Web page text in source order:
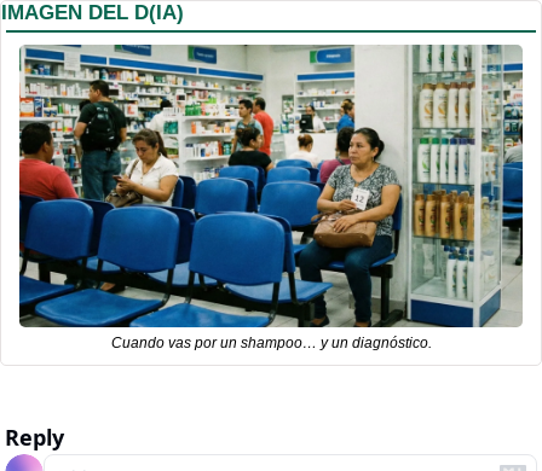
IMAGEN DEL D(IA)
Cuando vas por un shampoo… y un diagnóstico.
Reply